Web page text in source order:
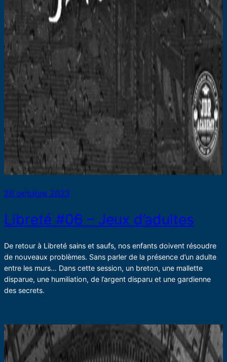
26 octobre 2023
Libreté #06 – Jeux d’adultes
De retour à Libreté sains et saufs, nos enfants doivent résoudre
de nouveaux problèmes. Sans parler de la présence d’un adulte
entre les murs… Dans cette session, un breton, une mallette
disparue, une humiliation, de l’argent disparu et une gardienne
des secrets.